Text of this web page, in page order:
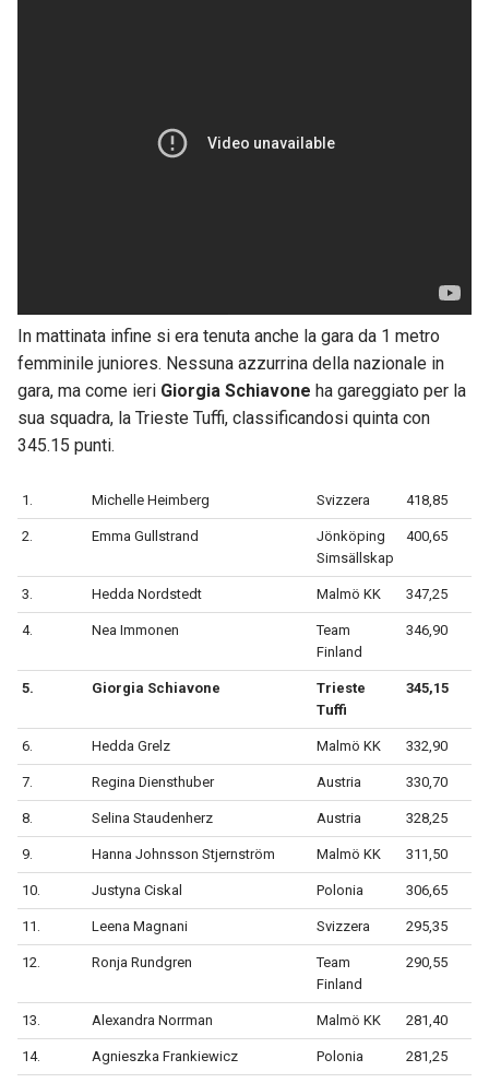
In mattinata infine si era tenuta anche la gara da 1 metro
femminile juniores. Nessuna azzurrina della nazionale in
gara, ma come ieri Giorgia Schiavone ha gareggiato per la
sua squadra, la Trieste Tuffi, classificandosi quinta con
345.15 punti.
1. Michelle Heimberg Svizzera 418,85
2. Emma Gullstrand
Jönköping
Simsällskap
400,65
3. Hedda Nordstedt Malmö KK 347,25
4. Nea Immonen
Team
Finland
346,90
5. Giorgia Schiavone
Trieste
Tuffi
345,15
6. Hedda Grelz Malmö KK 332,90
7. Regina Diensthuber Austria 330,70
8. Selina Staudenherz Austria 328,25
9. Hanna Johnsson Stjernström Malmö KK 311,50
10. Justyna Ciskal Polonia 306,65
11. Leena Magnani Svizzera 295,35
12. Ronja Rundgren
Team
Finland
290,55
13. Alexandra Norrman Malmö KK 281,40
14. Agnieszka Frankiewicz Polonia 281,25